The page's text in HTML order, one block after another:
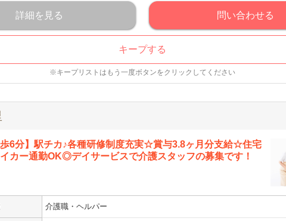
詳細を見る 問い合わせる
キープする
※キープリストはもう一度ボタンをクリックしてください
6分】駅チカ♪各種研修制度充実☆賞与3.8ヶ月分支給☆住宅
カー通勤OK◎デイサービスで介護スタッフの募集です！
介護職・ヘルパー